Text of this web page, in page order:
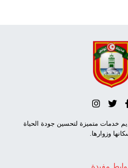
خدمات متميزة لتحسين جودة الحياة
وزوارها.
مفيدة